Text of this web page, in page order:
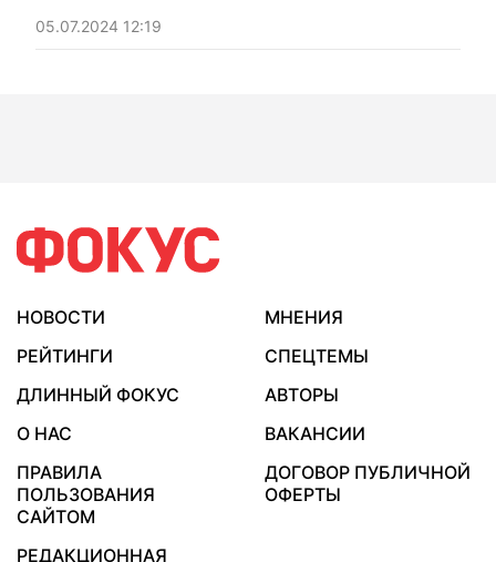
05.07.2024 12:19
НОВОСТИ
МНЕНИЯ
РЕЙТИНГИ
СПЕЦТЕМЫ
ДЛИННЫЙ ФОКУС
АВТОРЫ
О НАС
ВАКАНСИИ
ПРАВИЛА
ПОЛЬЗОВАНИЯ
САЙТОМ
ДОГОВОР ПУБЛИЧНОЙ
ОФЕРТЫ
РЕДАКЦИОННАЯ